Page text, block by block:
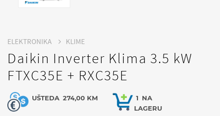
ELEKTRONIKA KLIME
Daikin Inverter Klima 3.5 kW
FTXC35E + RXC35E
UŠTEDA 274,00 KM 1 NA
LAGERU